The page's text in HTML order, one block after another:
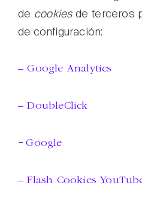
de cookiesde terceros
de configuración:
– Google Analytics
– DoubleClick
–Google
– Flash Cookies